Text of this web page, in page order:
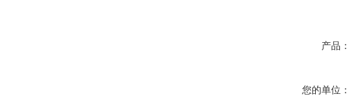
产品：
您的单位：